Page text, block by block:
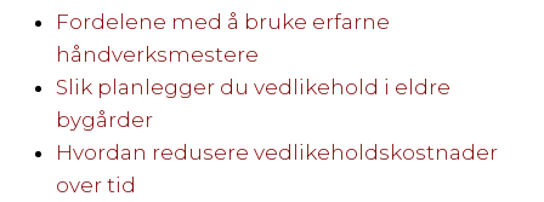
Fordelene med å bruke erfarne
håndverksmestere
Slik planlegger du vedlikehold i eldre
bygårder
Hvordan redusere vedlikeholdskostnader
over tid